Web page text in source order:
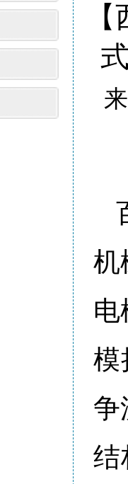
机
电
模
结